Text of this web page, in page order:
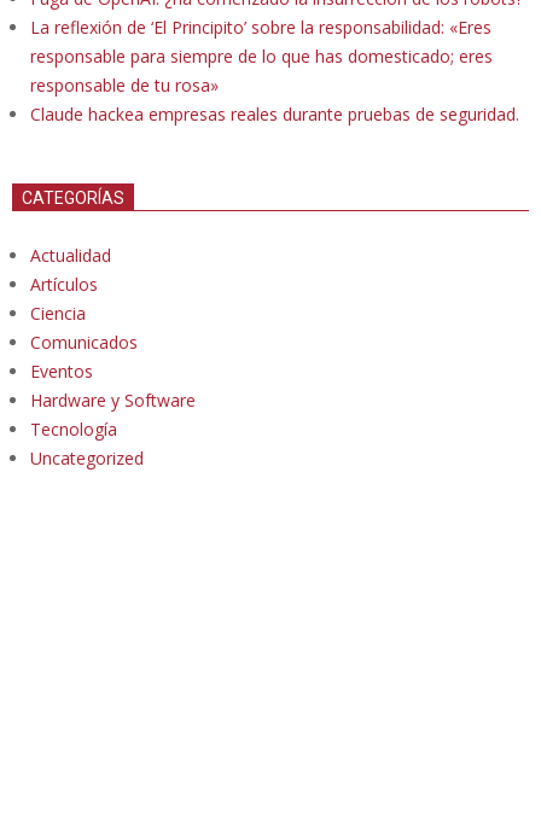
La reflexión de ‘El Principito’ sobre la responsabilidad: «Eres
responsable para siempre de lo que has domesticado; eres
responsable de tu rosa»
Claude hackea empresas reales durante pruebas de seguridad.
CATEGORÍAS
Actualidad
Artículos
Ciencia
Comunicados
Eventos
Hardware y Software
Tecnología
Uncategorized